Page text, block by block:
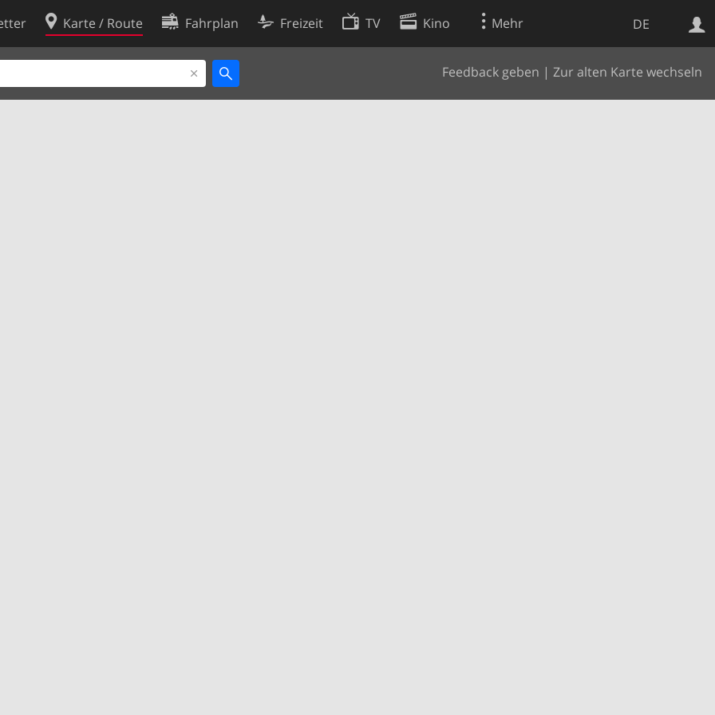
DE
Karte / Route Fahrplan Freizeit TV Kino Mehr
Feedback geben | Zur alten Karte wechseln
Websuche
Cookie-Richtlinie
Cookie-Einstellungen